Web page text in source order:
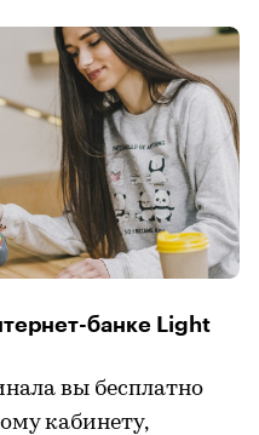
банке Light
вы бесплатно
кабинету,